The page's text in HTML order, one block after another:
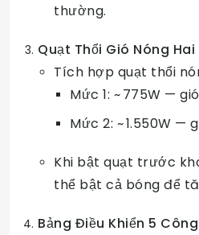
thường.
Quạt Thổi Gió Nóng
Tích hợp quạt thổi
Mức 1: ~ 775W —
Mức 2: ~ 1.550W —
Khi bật quạt trước
thể bật cả bóng để
Bảng Điều Khiển 5